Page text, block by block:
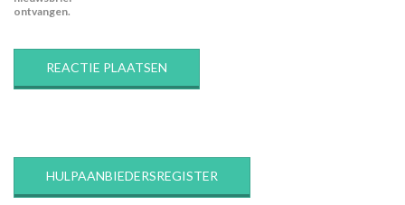
ontvangen.
HULPAANBIEDERSREGISTER